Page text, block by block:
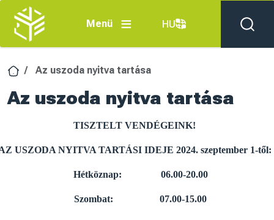
Ugrás a tartalomra
Menü
HU
Az uszoda nyitva tartása
Az uszoda nyitva tartása
TISZTELT VENDÉGEINK!
USZODA NYITVA TARTÁSI IDEJE 2024. szeptember 1-től:
Hétköznap: 06.00-20.00
Szombat: 07.00-15.00